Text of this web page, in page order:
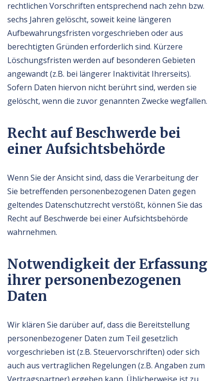
rechtlichen Vorschriften entsprechend nach zehn bzw.
sechs Jahren gelöscht, soweit keine längeren
Aufbewahrungsfristen vorgeschrieben oder aus
berechtigten Gründen erforderlich sind. Kürzere
Löschungsfristen werden auf besonderen Gebieten
angewandt (z.B. bei längerer Inaktivität Ihrerseits).
Sofern Daten hiervon nicht berührt sind, werden sie
gelöscht, wenn die zuvor genannten Zwecke wegfallen.
Recht auf Beschwerde bei
einer Aufsichtsbehörde
Wenn Sie der Ansicht sind, dass die Verarbeitung der
Sie betreffenden personenbezogenen Daten gegen
geltendes Datenschutzrecht verstößt, können Sie das
Recht auf Beschwerde bei einer Aufsichtsbehörde
wahrnehmen.
Notwendigkeit der Erfassung
ihrer personenbezogenen
Daten
Wir klären Sie darüber auf, dass die Bereitstellung
personenbezogener Daten zum Teil gesetzlich
vorgeschrieben ist (z.B. Steuervorschriften) oder sich
auch aus vertraglichen Regelungen (z.B. Angaben zum